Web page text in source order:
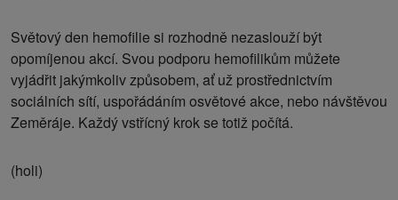
Světový den hemofilie si rozhodně nezaslouží být
opomíjenou akcí. Svou podporu hemofilikům můžete
vyjádřit jakýmkoliv způsobem, ať už prostřednictvím
sociálních sítí, uspořádáním osvětové akce, nebo návštěvou
Zeměráje. Každý vstřícný krok se totiž počítá.
(holi)